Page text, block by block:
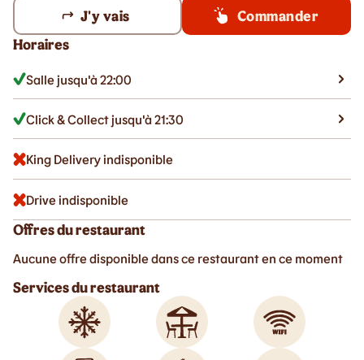
J'y vais
Commander
Horaires
Salle jusqu'à 22:00
Click & Collect jusqu'à 21:30
King Delivery indisponible
Drive indisponible
Offres du restaurant
Aucune offre disponible dans ce restaurant en ce moment
Services du restaurant